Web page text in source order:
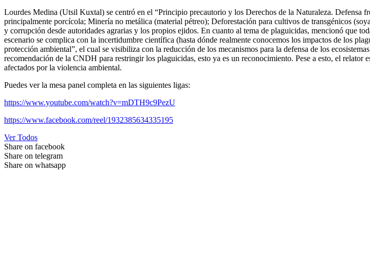
Lourdes Medina (Utsil Kuxtal) se centró en el “Principio precautorio y los Derechos de la Naturaleza. Defensa
principalmente porcícola; Minería no metálica (material pétreo); Deforestación para cultivos de transgénicos
y corrupción desde autoridades agrarias y los propios ejidos. En cuanto al tema de plaguicidas, mencionó que
escenario se complica con la incertidumbre científica (hasta dónde realmente conocemos los impactos de los
protección ambiental”, el cual se visibiliza con la reducción de los mecanismos para la defensa de los
recomendación de la CNDH para restringir los plaguicidas, esto ya es un reconocimiento. Pese a esto, el
afectados por la violencia ambiental.
Puedes ver la mesa panel completa en las siguientes ligas:
https://www.youtube.com/watch?v=mDTH9c9PezU
https://www.facebook.com/reel/1932385634335195
Ver Todos
Share on facebook
Share on telegram
Share on whatsapp